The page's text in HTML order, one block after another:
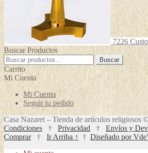
7226
Buscar Productos
Buscar
por:
Buscar
Carrito
Mi Cuenta
Mi Cuenta
Seguir tu pedido
Casa Nazaret – Tienda de artículos religiosos
Condiciones † Privacidad † Envíos y
Comprar† Ir Arriba ↑ † Diseñado por